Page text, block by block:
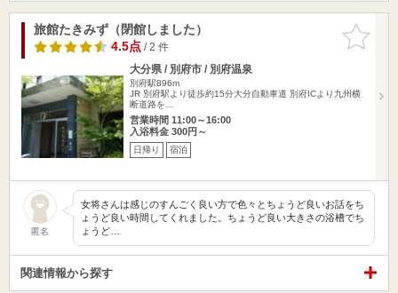
お気に入
りに追加
旅館たきみず（閉館しました）
4.5点/ 2 件
大分県 / 別府市 / 別府温泉
別府駅896m
JR 別府駅より徒歩約15分大分自動車道 別府ICより九州横
断道路を…
営業時間 11:00～16:00
入浴料金 300円～
日帰り 宿泊
匿名
女将さんは感じのすんごく良い方で色々とちょうど良いお話をち
ょうど良い時間してくれました。ちょうど良い大きさの浴槽でち
ょうど…
関連情報から探す